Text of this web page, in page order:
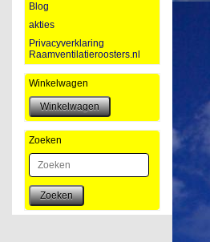
Blog
akties
Privacyverklaring
Raamventilatieroosters.nl
Winkelwagen
Zoeken
Zoeken